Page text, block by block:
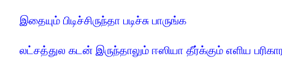
இதையும் பிடிச்சிருந்தா படிச்சு பாருங்க
லட்சத்துல கடன் இருந்தாலும் ஈஸியா தீர்க்கும் எளிய